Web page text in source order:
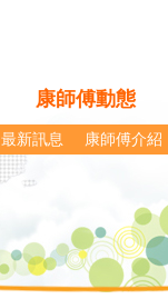
康師傅動態
最新訊息 康師傅介紹